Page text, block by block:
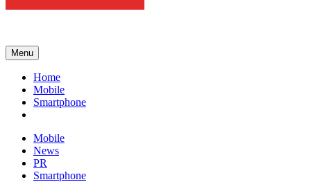
Menu
Home
Mobile
Smartphone
Mobile
News
PR
Smartphone